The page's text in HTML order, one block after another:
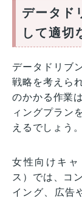
データド
して適切
データドリブ
戦略を考えら
のかかる作業
ィングプラン
えるでしょう。
女性向けキ
ス）では、コ
イング、広告